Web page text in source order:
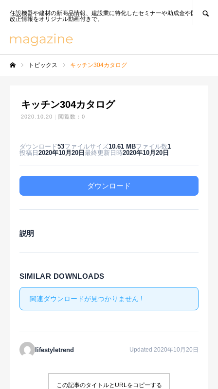
住設機器や建材の新商品情報、建設業に特化したセミナーや助成金や国策、法
改正情報をオリジナル動画付きで。
トピックス キッチン304カタログ
キッチン304カタログ
2020.10.20 閲覧数：0
ダウンロード53ファイルサイズ10.61 MBファイル数1
投稿日 2020年10月20日 最終更新日時2020年10月20日
ダウンロード
説明
SIMILAR DOWNLOADS
関連ダウンロードが見つかりません !
lifestyletrend Updated 2020年10月20日
この記事のタイトルとURLをコピーする